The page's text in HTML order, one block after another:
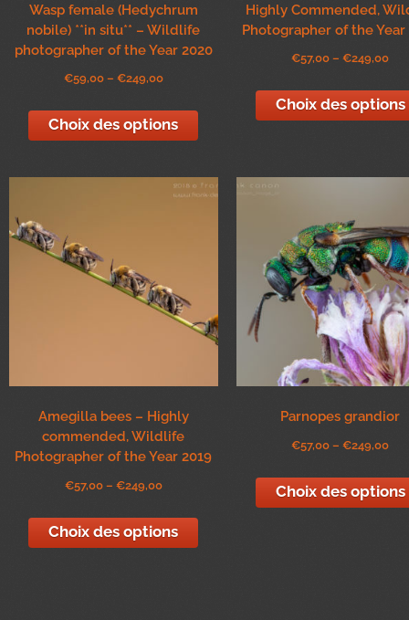
Wasp female (Hedychrum
nobile) **in situ** – Wildlife
photographer of the Year 2020
€59,00– €249,00
Choix des options
Highly Commended,
Photographer of the Year
€57,00 –€249,00
Choix des options
Amegilla bees – Highly
commended, Wildlife
Photographer of the Year 2019
€57,00– €249,00
Choix des options
Parnopes grandior
€57,00 –€249,00
Choix des options